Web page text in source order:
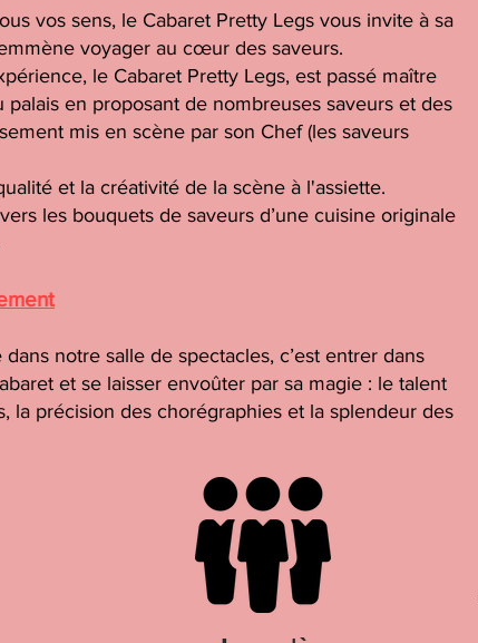
vos sens, le Cabaret Pretty Legs vous invite à sa
voyager au cœur des saveurs.
le Cabaret Pretty Legs, est passé maître
palais en proposant de nombreuses saveurs et des
mis en scène par son Chef (les saveurs
et la créativité de la scène à l'assiette.
les bouquets de saveurs d’une cuisine originale
notre salle de spectacles, c’est entrer dans
et se laisser envoûter par sa magie : le talent
la précision des chorégraphies et la splendeur des